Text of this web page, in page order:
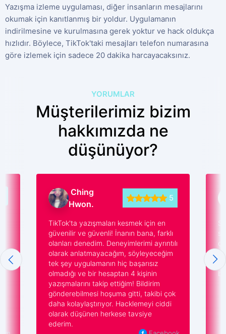
Yazışma izleme uygulaması, diğer insanların mesajlarını
okumak için kanıtlanmış bir yoldur. Uygulamanın
indirilmesine ve kurulmasına gerek yoktur ve hack oldukça
hızlıdır. Böylece, TikTok'taki mesajları telefon numarasına
göre izlemek için sadece 20 dakika harcayacaksınız.
YORUMLAR
Müşterilerimiz bizim
hakkımızda ne
düşünüyor?
Ching
Hwon.
5
TikTok'ta yazışmaları kesmek için en
güvenilir ve güvenli! İnanın bana, farklı
olanları denedim. Deneyimlerimi ayrıntılı
olarak anlatmayacağım, söyleyeceğim
tek şey uygulamanın hiç başarısız
olmadığı ve bir hesaptan 4 kişinin
yazışmalarını takip ettiğim! Bildirim
gönderebilmesi hoşuma gitti, takibi çok
daha kolaylaştırıyor. Hacklemeyi ciddi
olarak düşünen herkese tavsiye
Olena
Size teşekkür
sevgili
çok sorunumu
herkese
Kocamın
bilmem